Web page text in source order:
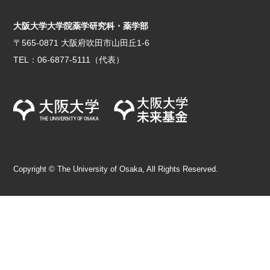
大阪大学大学院薬学研究科・薬学部
〒565-0871 大阪府吹田市山田丘1-6
TEL：06-6877-5111（代表）
Copyright © The University of Osaka, All Rights Reserved.